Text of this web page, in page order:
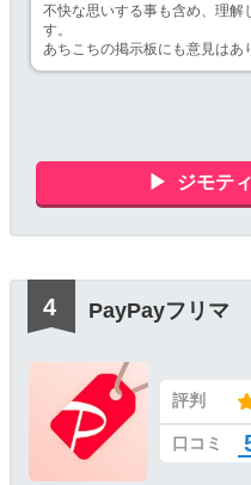
不快な思いする事も含め、理解
す。
あちこちの掲示板にも意見はあ
ジモテ
PayPayフリマ
評判
口コミ